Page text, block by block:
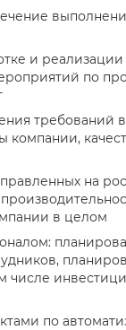
и реализации
по
требований
компании,
на
в целом
числе
по